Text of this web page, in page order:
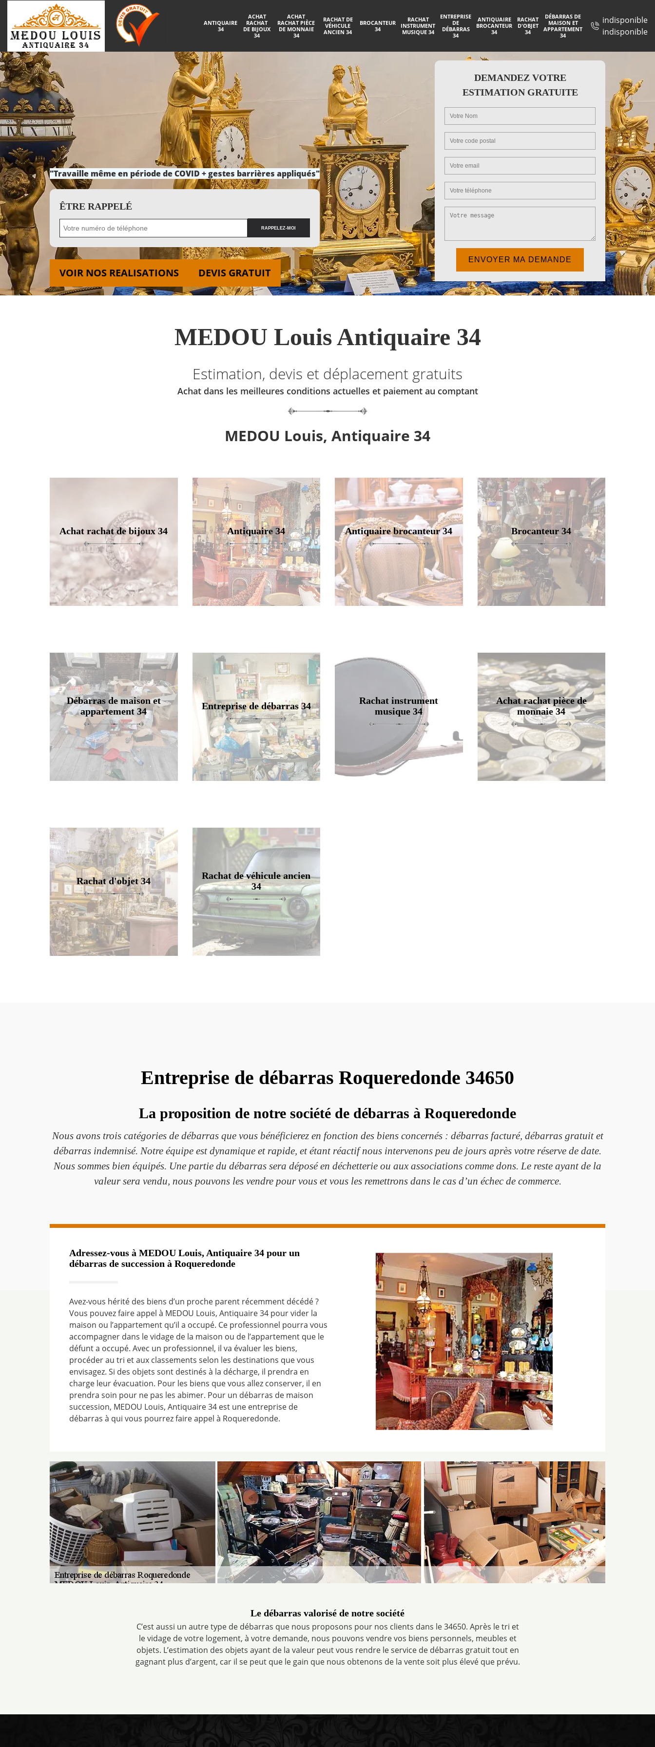
ANTIQUAIRE
34
ACHAT
RACHAT
DE BIJOUX
34
ACHAT
RACHAT PIÈCE
DE MONNAIE
34
RACHAT DE
VÉHICULE
ANCIEN 34
BROCANTEUR
34
RACHAT
INSTRUMENT
MUSIQUE 34
ENTREPRISE
DE
DÉBARRAS
34
ANTIQUAIRE
BROCANTEUR
34
RACHAT
D'OBJET
34
DÉBARRAS DE
MAISON ET
APPARTEMENT
34
indisponible
indisponible
"Travaille même en période de COVID + gestes barrières appliqués"
ÊTRE RAPPELÉ
VOIR NOS REALISATIONS DEVIS GRATUIT
DEMANDEZ VOTRE
ESTIMATION GRATUITE
MEDOU Louis Antiquaire 34
Estimation, devis et déplacement gratuits
Achat dans les meilleures conditions actuelles et paiement au comptant
MEDOU Louis, Antiquaire 34
Achat rachat de bijoux 34 Antiquaire 34 Antiquaire brocanteur 34 Brocanteur 34
Débarras de maison et
appartement 34
Entreprise de débarras 34
Rachat instrument
musique 34
Achat rachat pièce de
monnaie 34
Rachat d'objet 34
Rachat de véhicule ancien
34
Entreprise de débarras Roqueredonde 34650
La proposition de notre société de débarras à Roqueredonde
Nous avons trois catégories de débarras que vous bénéficierez en fonction des biens concernés : débarras facturé, débarras gratuit et
débarras indemnisé. Notre équipe est dynamique et rapide, et étant réactif nous intervenons peu de jours après votre réserve de date.
Nous sommes bien équipés. Une partie du débarras sera déposé en déchetterie ou aux associations comme dons. Le reste ayant de la
valeur sera vendu, nous pouvons les vendre pour vous et vous les remettrons dans le cas d’un échec de commerce.
Adressez-vous à MEDOU Louis, Antiquaire 34 pour un
débarras de succession à Roqueredonde
Avez-vous hérité des biens d’un proche parent récemment décédé ?
Vous pouvez faire appel à MEDOU Louis, Antiquaire 34 pour vider la
maison ou l’appartement qu’il a occupé. Ce professionnel pourra vous
accompagner dans le vidage de la maison ou de l’appartement que le
défunt a occupé. Avec un professionnel, il va évaluer les biens,
procéder au tri et aux classements selon les destinations que vous
envisagez. Si des objets sont destinés à la décharge, il prendra en
charge leur évacuation. Pour les biens que vous allez conserver, il en
prendra soin pour ne pas les abimer. Pour un débarras de maison
succession, MEDOU Louis, Antiquaire 34 est une entreprise de
débarras à qui vous pourrez faire appel à Roqueredonde.
Le débarras valorisé de notre société
C’est aussi un autre type de débarras que nous proposons pour nos clients dans le 34650. Après le tri et
le vidage de votre logement, à votre demande, nous pouvons vendre vos biens personnels, meubles et
objets. L’estimation des objets ayant de la valeur peut vous rendre le service de débarras gratuit tout en
gagnant plus d’argent, car il se peut que le gain que nous obtenons de la vente soit plus élevé que prévu.